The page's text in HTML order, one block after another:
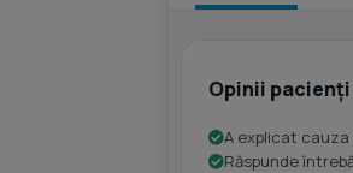
Opinii pacienți
A explicat
Răspunde